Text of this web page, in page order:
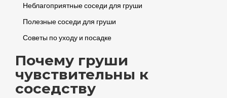
Неблагоприятные соседи для груши
Полезные соседи для груши
Советы по уходу и посадке
Почему груши
чувствительны к
соседству